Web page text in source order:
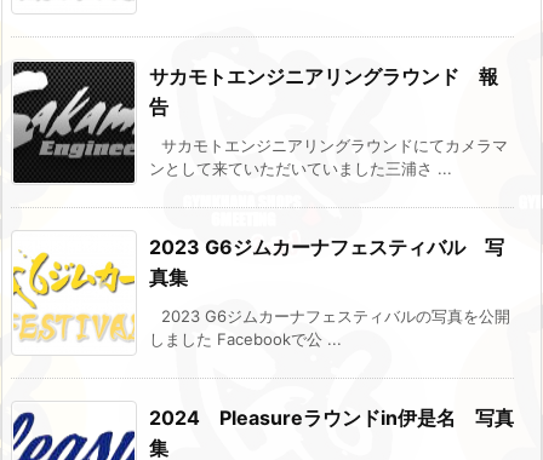
サカモトエンジニアリングラウンド 報
告
サカモトエンジニアリングラウンドにてカメラマ
ンとして来ていただいていました三浦さ ...
2023 G6ジムカーナフェスティバル 写
真集
2023 G6ジムカーナフェスティバルの写真を公開
しました Facebookで公 ...
2024 Pleasureラウンドin伊是名 写真
集